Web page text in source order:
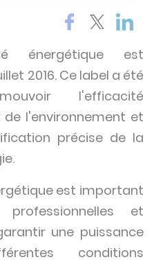
énergétique est
2016. Ce label a été
l'efficacité
l'environnement et
précise de la
est important
et
une puissance
conditions